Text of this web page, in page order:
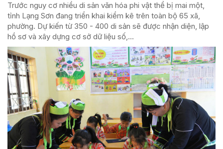
Trước nguy cơ nhiều di sản văn hóa phi vật thể bị mai một,
tỉnh Lạng Sơn đang triển khai kiểm kê trên toàn bộ 65 xã,
phường. Dự kiến từ 350 - 400 di sản sẽ được nhận diện, lập
hồ sơ và xây dựng cơ sở dữ liệu số,...